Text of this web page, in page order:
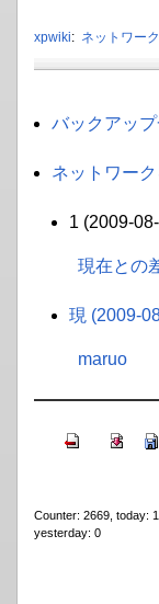
xpwiki: ネットワー
バックアッ
ネットワー
1 (2009-
現在との
現 (2009-
maruo
Counter: 2669, today: 1,
yesterday: 0